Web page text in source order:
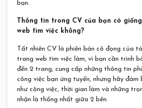
bạn.
Thông tin trong CV của bạn có
web tìm việc không?
Tất nhiên CV là phiên bản cô đọng của
trang web tìm việc làm, vì bạn cần trình
đến 2 trang, cung cấp những thông tin
công việc bạn ứng tuyển, nhưng hãy đảm
như công việc, thời gian làm và những
nhận là thống nhất giữa 2 bên.